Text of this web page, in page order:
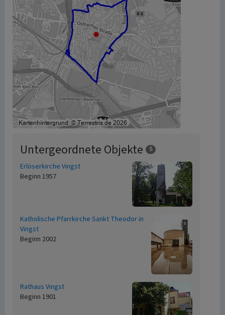
Untergeordnete Objekte 5
Erlöserkirche Vingst
Beginn 1957
Katholische Pfarrkirche Sankt Theodor in
Vingst
Beginn 2002
Rathaus Vingst
Beginn 1901